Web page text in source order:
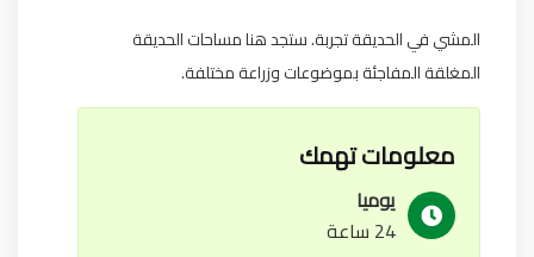
المشي في الحديقة تجربة.ستجد هنا مساحات الحديقة
المغلقة المفاجئة بموضوعات وزراعة مختلفة.
معلومات تهمك
يوميا
24 ساعة